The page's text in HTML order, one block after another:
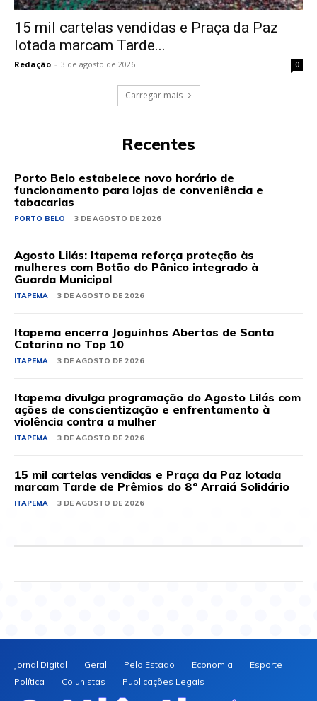
15 mil cartelas vendidas e Praça da Paz
lotada marcam Tarde...
Redação - 3 de agosto de 2026 0
Carregar mais
Recentes
Porto Belo estabelece novo horário de
funcionamento para lojas de conveniência e
tabacarias
PORTO BELO 3 DE AGOSTO DE 2026
Agosto Lilás: Itapema reforça proteção às
mulheres com Botão do Pânico integrado à
Guarda Municipal
ITAPEMA 3 DE AGOSTO DE 2026
Itapema encerra Joguinhos Abertos de Santa
Catarina no Top 10
ITAPEMA 3 DE AGOSTO DE 2026
Itapema divulga programação do Agosto Lilás com
ações de conscientização e enfrentamento à
violência contra a mulher
ITAPEMA 3 DE AGOSTO DE 2026
15 mil cartelas vendidas e Praça da Paz lotada
marcam Tarde de Prêmios do 8º Arraiá Solidário
ITAPEMA 3 DE AGOSTO DE 2026
Jornal Digital Geral Pelo Estado Economia
Esporte
Política
Colunistas Publicações Legais